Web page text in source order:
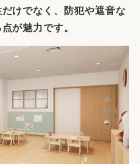
けでなく、防犯や遮音な
が魅力です。